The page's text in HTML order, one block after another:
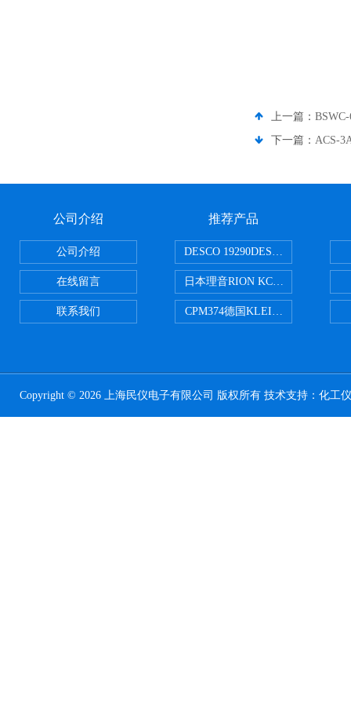
上一篇：
下一篇： ACS-
公司介绍
公司介绍
在线留言
联系我们
推荐产品
DESCO 19290DESCO 19290重锤
日本理音RION KC-51/KC-52便携
CPM374德国KLEINWAECHTER
Copyright © 2026 上海民仪电子有限公司 版权所有 技术支持： 化工